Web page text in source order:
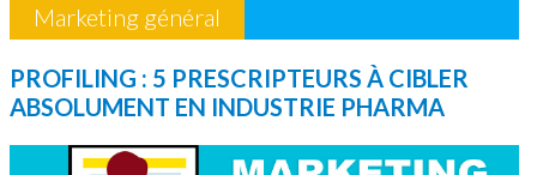
Marketing général
PROFILING : 5 PRESCRIPTEURS À CIBLER
ABSOLUMENT EN INDUSTRIE PHARMA